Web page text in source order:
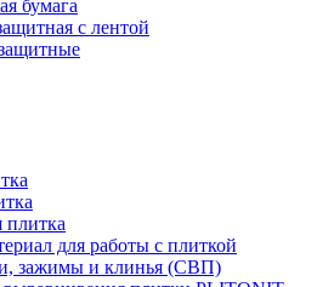
бумага
с лентой
плитка
для работы с плиткой
зажимы и клинья (СВП)